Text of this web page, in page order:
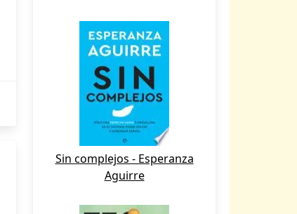
Sin complejos - Esperanza
Aguirre